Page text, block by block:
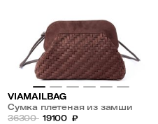
VIAMAILBAG
Сумка плетеная из замши
36300 19100 ₽